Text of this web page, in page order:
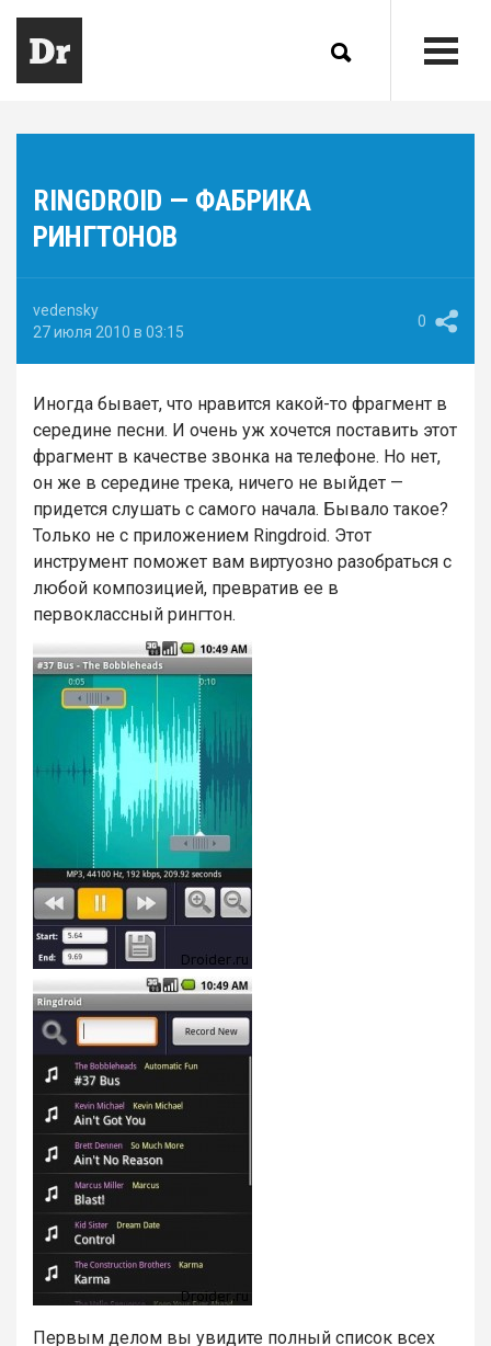
RINGDROID — ФАБРИКА
РИНГТОНОВ
vedensky
27 июля 2010 в 03:15
0
Иногда бывает, что нравится какой-то фрагмент в
середине песни. И очень уж хочется поставить этот
фрагмент в качестве звонка на телефоне. Но нет,
он же в середине трека, ничего не выйдет —
придется слушать с самого начала. Бывало такое?
Только не с приложением Ringdroid. Этот
инструмент поможет вам виртуозно разобраться с
любой композицией, превратив ее в
первоклассный рингтон.
Первым делом вы увидите полный список всех